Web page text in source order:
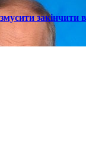
закінчити